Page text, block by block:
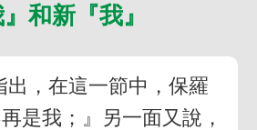
和新『我』
出，在這一節中，保羅
是我；』另一面又說，